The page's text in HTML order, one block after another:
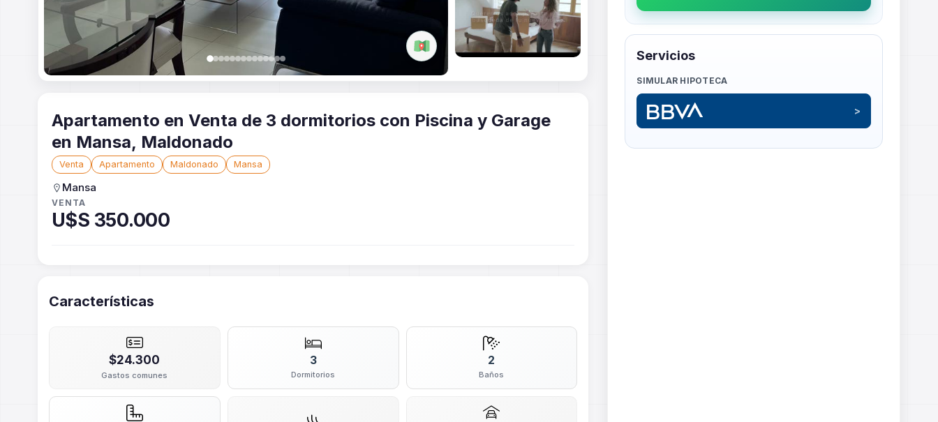
Apartamento en Venta de 3 dormitorios con Piscina y Garage
en Mansa, Maldonado
Venta Apartamento Maldonado Mansa
Mansa
VENTA
U$S 350.000
Características
$24.300
Gastos comunes
3
Dormitorios
2
Baños
Servicios
SIMULAR HIPOTECA